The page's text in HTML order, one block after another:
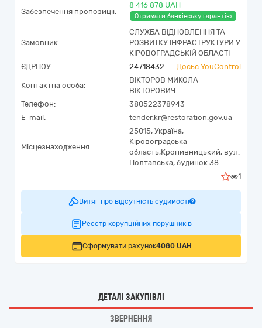
Забезпечення пропозиції:
8 416 878 UAH
Отримати банківську гарантію
Замовник:
СЛУЖБА ВІДНОВЛЕННЯ ТА
РОЗВИТКУ ІНФРАСТРУКТУРИ У
КІРОВОГРАДСЬКІЙ ОБЛАСТІ
ЄДРПОУ:
24718432 Досьє YouControl
Контактна особа:
ВІКТОРОВ МИКОЛА
ВІКТОРОВИЧ
Телефон:
380522378943
E-mail:
tender.kr@restoration.gov.ua
Місцезнаходження:
25015, Україна,
Кіровоградська
область,Кропивницький, вул.
Полтавська, будинок 38
1
Витяг про відсутність судимості
Реєстр корупційних порушників
Сформувати рахунок4080 UAH
ДЕТАЛІ ЗАКУПІВЛІ
ЗВЕРНЕННЯ